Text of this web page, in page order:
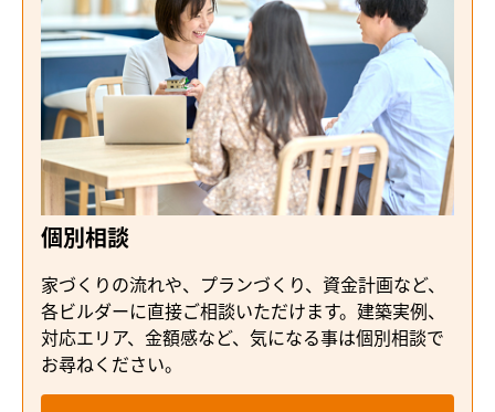
個別相談
家づくりの流れや、プランづくり、資金計画など、
各ビルダーに直接ご相談いただけます。建築実例、
対応エリア、金額感など、気になる事は個別相談で
お尋ねください。